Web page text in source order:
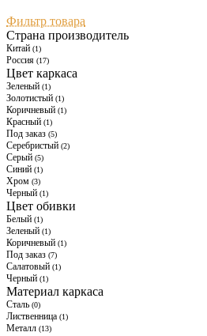
Фильтр товара
Страна производитель
Китай (1)
Россия (17)
Цвет каркаса
Зеленый (1)
Золотистый (1)
Коричневый (1)
Красный (1)
Под заказ (5)
Серебристый (2)
Серый (5)
Синий (1)
Хром (3)
Черный (1)
Цвет обивки
Белый (1)
Зеленый (1)
Коричневый (1)
Под заказ (7)
Салатовый (1)
Черный (1)
Материал каркаса
Cталь (0)
Лиственница (1)
Металл (13)